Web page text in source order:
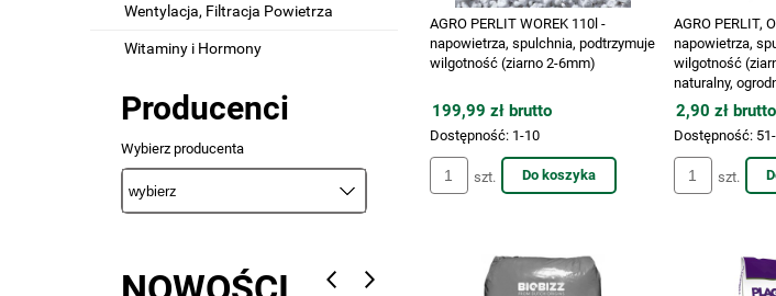
Wentylacja, Filtracja Powietrza
Witaminy i Hormony
Producenci
Wybierz producenta
AGRO PERLIT WOREK 110l -
napowietrza, spulchnia, podtrzymuje
wilgotność (ziarno 2-6mm)
199,99 zł brutto
Dostępność: 1-10
szt. Do koszyka
AGRO PERLIT,
napowietrza,
wilgotność
naturalny,
roślin VF KRK
2,90 zł brutto
Dostępność:
szt.